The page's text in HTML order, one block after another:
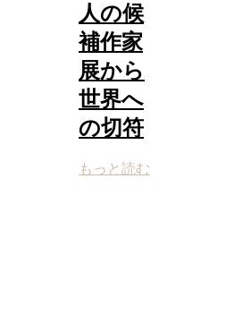
人の候
補作家
展から
世界へ
の切符
もっと読む